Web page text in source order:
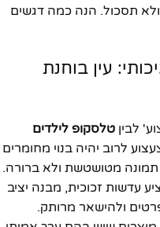
ולא תסכול. הנה כמה דגשים
עין בוחנת
לבין טלסקופ לילדים
לרוב יהיה בנוי מחומרים
מטושטשת ולא ברורה.
עדשות זכוכית, מבנה יציב
ולהישאר מרותק.